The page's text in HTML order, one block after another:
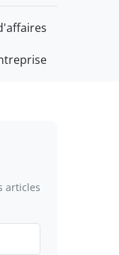
articles